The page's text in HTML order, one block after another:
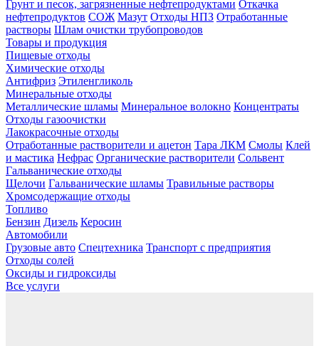
Грунт и песок, загрязненные нефтепродуктами Откачка
нефтепродуктов СОЖ Мазут Отходы НПЗ Отработанные
растворы Шлам очистки трубопроводов
Товары и продукция
Пищевые отходы
Химические отходы
Антифриз Этиленгликоль
Минеральные отходы
Металлические шламы Минеральное волокно Концентраты
Отходы газоочистки
Лакокрасочные отходы
Отработанные растворители и ацетон Тара ЛКМ Смолы Клей
и мастика Нефрас Органические растворители Сольвент
Гальванические отходы
Щелочи Гальванические шламы Травильные растворы
Хромсодержащие отходы
Топливо
Бензин Дизель Керосин
Автомобили
Грузовые авто Спецтехника Транспорт с предприятия
Отходы солей
Оксиды и гидроксиды
Все услуги